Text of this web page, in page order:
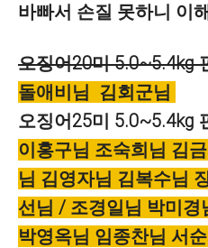
바빠서 손질 못하니 이
오징어20미 5.0~5.4kg
돌애비님 김회군님
오징어25미 5.0~5.4kg
이홍구님 조숙희님 김
님 김영자님 김복수님
선님 / 조경일님 박미경
박영옥님 임종찬님 서